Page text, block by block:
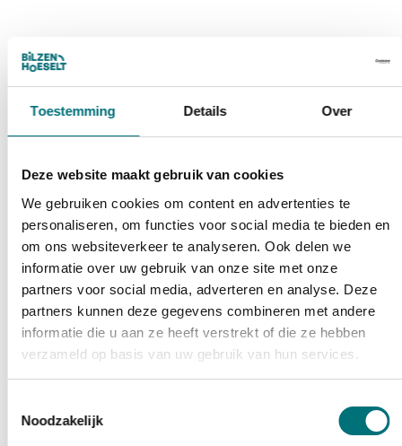
Toestemming Details Over
Deze website maakt gebruik van cookies
We gebruiken cookies om content en advertenties te
personaliseren, om functies voor social media te bieden en
om ons websiteverkeer te analyseren. Ook delen we
informatie over uw gebruik van onze site met onze
partners voor social media, adverteren en analyse. Deze
partners kunnen deze gegevens combineren met andere
informatie die u aan ze heeft verstrekt of die ze hebben
verzameld op basis van uw gebruik van hun services.
Noodzakelijk